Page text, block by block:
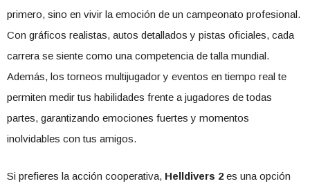
primero, sino en vivir la emoción de un campeonato profesional.
Con gráficos realistas, autos detallados y pistas oficiales, cada
carrera se siente como una competencia de talla mundial.
Además, los torneos multijugador y eventos en tiempo real te
permiten medir tus habilidades frente a jugadores de todas
partes, garantizando emociones fuertes y momentos
inolvidables con tus amigos.
Si prefieres la acción cooperativa, Helldivers 2 es una opción